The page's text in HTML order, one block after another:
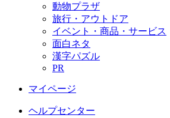
動物プラザ
旅行・アウトドア
イベント・商品・サービス
面白ネタ
漢字パズル
PR
マイページ
ヘルプセンター